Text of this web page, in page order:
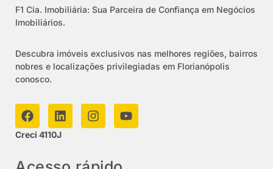
F1 Cia. Imobiliária: Sua Parceira de Confiança em Negócios
Imobiliários.
Descubra imóveis exclusivos nas melhores regiões, bairros
nobres e localizações privilegiadas em Florianópolis
conosco.
Creci 4110J